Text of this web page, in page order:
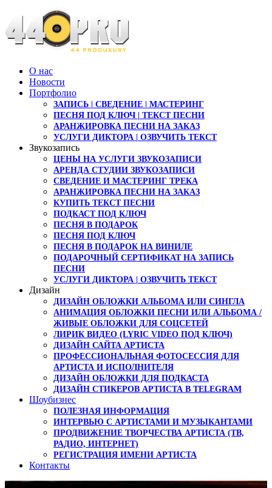
О нас
Новости
Портфолио
ЗАПИСЬ | СВЕДЕНИЕ | МАСТЕРИНГ
ПЕСНЯ ПОД КЛЮЧ | ТЕКСТ ПЕСНИ
АРАНЖИРОВКА ПЕСНИ НА ЗАКАЗ
УСЛУГИ ДИКТОРА | ОЗВУЧИТЬ ТЕКСТ
Звукозапись
ЦЕНЫ НА УСЛУГИ ЗВУКОЗАПИСИ
АРЕНДА СТУДИИ ЗВУКОЗАПИСИ
СВЕДЕНИЕ И МАСТЕРИНГ ТРЕКА
АРАНЖИРОВКА ПЕСНИ НА ЗАКАЗ
КУПИТЬ ТЕКСТ ПЕСНИ
ПОДКАСТ ПОД КЛЮЧ
ПЕСНЯ В ПОДАРОК
ПЕСНЯ ПОД КЛЮЧ
ПЕСНЯ В ПОДАРОК НА ВИНИЛЕ
ПОДАРОЧНЫЙ СЕРТИФИКАТ НА ЗАПИСЬ
ПЕСНИ
УСЛУГИ ДИКТОРА | ОЗВУЧИТЬ ТЕКСТ
Дизайн
ДИЗАЙН ОБЛОЖКИ АЛЬБОМА ИЛИ СИНГЛА
АНИМАЦИЯ ОБЛОЖКИ ПЕСНИ ИЛИ АЛЬБОМА /
ЖИВЫЕ ОБЛОЖКИ ДЛЯ СОЦСЕТЕЙ
ЛИРИК ВИДЕО (LYRIC VIDEO ПОД КЛЮЧ)
ДИЗАЙН САЙТА АРТИСТА
ПРОФЕССИОНАЛЬНАЯ ФОТОСЕССИЯ ДЛЯ
АРТИСТА И ИСПОЛНИТЕЛЯ
ДИЗАЙН ОБЛОЖКИ ДЛЯ ПОДКАСТА
ДИЗАЙН СТИКЕРОВ АРТИСТА В TELEGRAM
Шоубизнес
ПОЛЕЗНАЯ ИНФОРМАЦИЯ
ИНТЕРВЬЮ С АРТИСТАМИ И МУЗЫКАНТАМИ
ПРОДВИЖЕНИЕ ТВОРЧЕСТВА АРТИСТА (ТВ,
РАДИО, ИНТЕРНЕТ)
РЕГИСТРАЦИЯ ИМЕНИ АРТИСТА
Контакты